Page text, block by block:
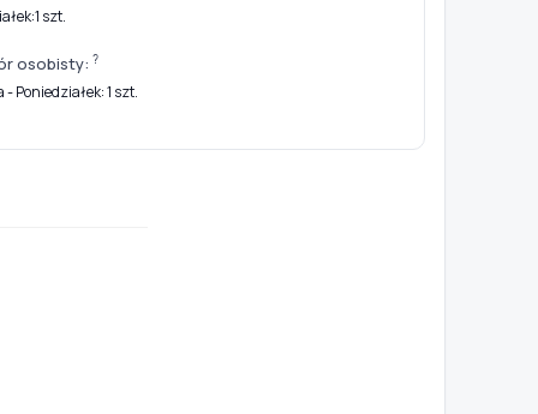
szt.
osobisty: ?
Poniedziałek: 1 szt.